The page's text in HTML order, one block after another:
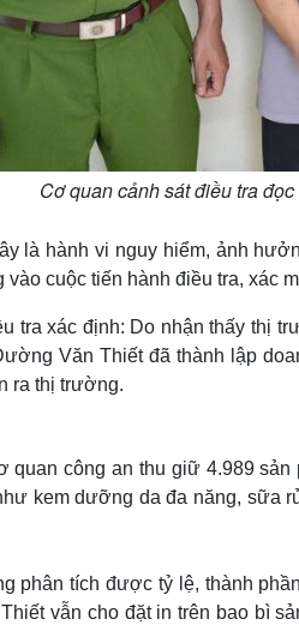
Cơ quan cảnh sát điều tra
là hành vi nguy hiểm, ảnh
vào cuộc tiến hành điều tra, xác
tra xác định: Do nhận thấy thị
Văn Thiết đã thành lập
ra thị trường.
quan công an thu giữ 4.989 sản
kem dưỡng da đa năng, sữa
phân tích được tỷ lệ, thành
vẫn cho đặt in trên bao bì